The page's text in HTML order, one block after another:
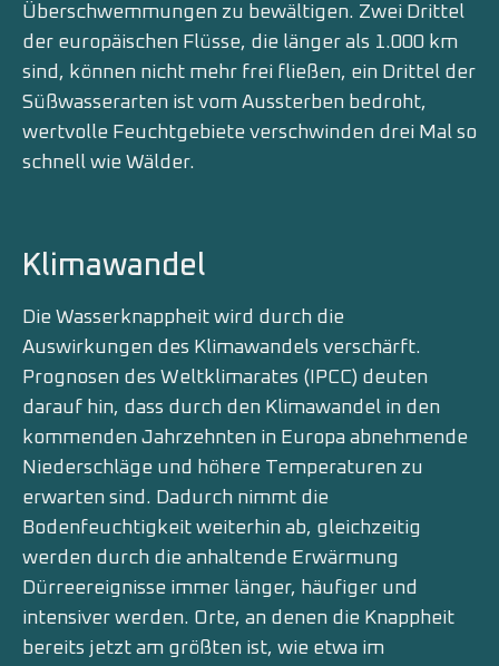
Überschwemmungen zu bewältigen. Zwei Drittel
der europäischen Flüsse, die län­ger als 1.000 km
sind, können nicht mehr frei fließen, ein Drittel der
Süßwasserarten ist vom Aussterben bedroht,
wertvolle Feuchtgebiete verschwinden drei Mal so
schnell wie Wälder.
Klimawandel
Die Wasserknappheit wird durch die
Auswirkungen des Klimawandels verschärft.
Prognosen des Weltklimarates (IPCC) deuten
darauf hin, dass durch den Klimawandel in den
kommenden Jahrzehnten in Europa abnehmende
Niederschläge und höhere Temperaturen zu
erwarten sind. Dadurch nimmt die
Bodenfeuchtigkeit weiterhin ab, gleichzeitig
werden durch die anhaltende Erwärmung
Dürreereignisse immer länger, häufiger und
intensiver werden. Orte, an denen die Knappheit
bereits jetzt am größten ist, wie etwa im